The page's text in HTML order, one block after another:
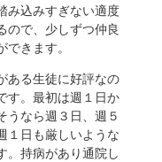
み込みすぎない適度
ので、少しずつ仲良
きます。
ある生徒に好評なの
す。最初は週１日か
うなら週３日、週５
１日も厳しいような
。持病があり通院し